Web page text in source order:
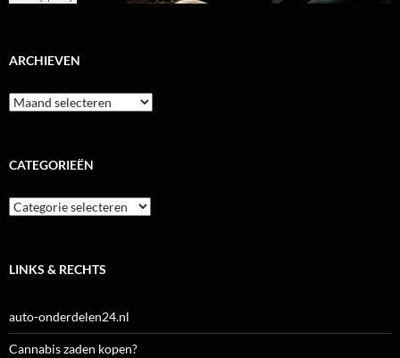
ARCHIEVEN
Archieven
CATEGORIEËN
Categorieën
LINKS & RECHTS
auto-onderdelen24.nl
Cannabis zaden kopen?